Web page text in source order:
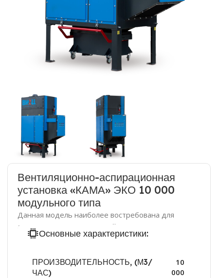
Вентиляционно-аспирационная
установка «КАМА» ЭКО 10 000
модульного типа
Данная модель наиболее востребована для
аспирации столов лазерной резки и сварочных
постов.Основные характеристики:
ПРОИЗВОДИТЕЛЬНОСТЬ, (М3/
ЧАС)
10
000